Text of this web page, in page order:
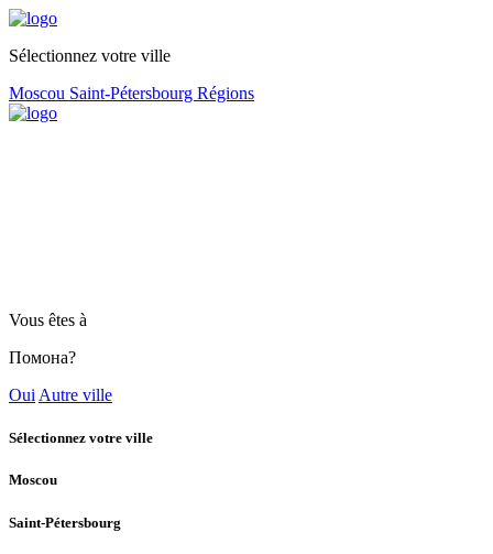
Sélectionnez votre ville
Moscou Saint-Pétersbourg Régions
Vous êtes à
Помона?
Oui Autre ville
Sélectionnez votre ville
Moscou
Saint-Pétersbourg